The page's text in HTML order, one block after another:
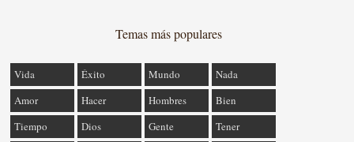
Temas más populares
Vida Éxito Mundo
Nada
Amor
Hacer Hombres
Bien
Tiempo
Dios Gente Tener